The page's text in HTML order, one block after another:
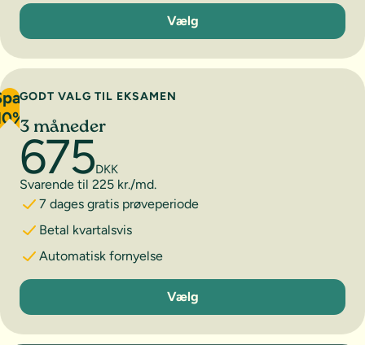
1 måned
Vælg
GODT VALG TIL EKSAMEN
3 måneder
675DKK
Svarende til 225 kr./md.
7 dages gratis prøveperiode
Betal kvartalsvis
Automatisk fornyelse
3 måneder
Vælg